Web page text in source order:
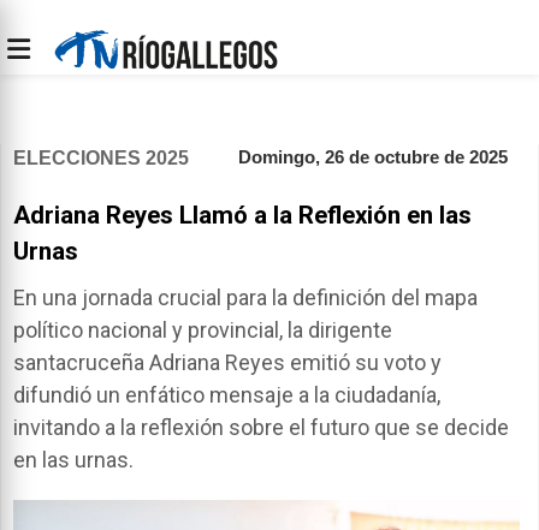
ELECCIONES 2025 Domingo, 26 de octubre de 2025
Adriana Reyes Llamó a la Reflexión en las
Urnas
En una jornada crucial para la definición del mapa
político nacional y provincial, la dirigente
santacruceña Adriana Reyes emitió su voto y
difundió un enfático mensaje a la ciudadanía,
invitando a la reflexión sobre el futuro que se decide
en las urnas.